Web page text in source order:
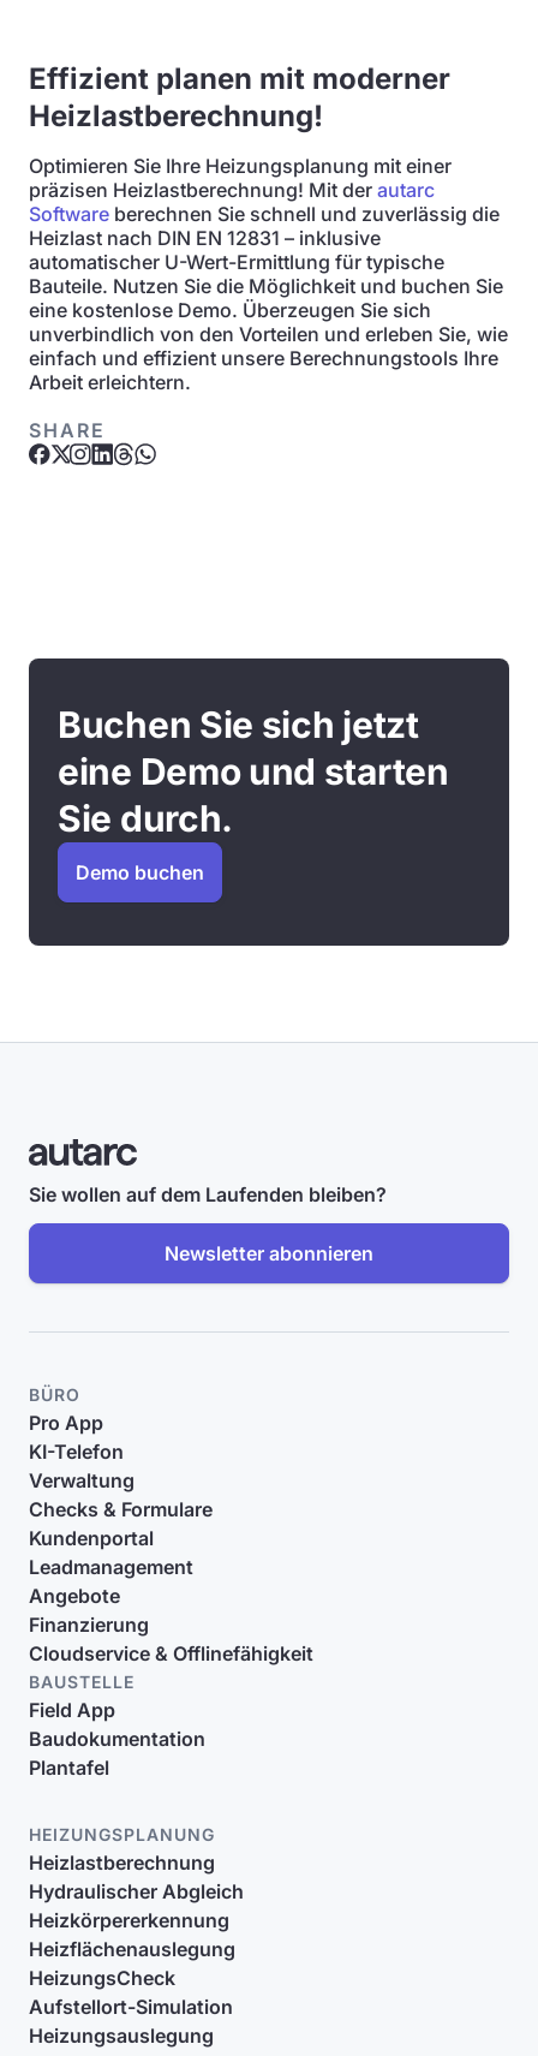
Effizient planen mit moderner
Heizlastberechnung!
Optimieren Sie Ihre Heizungsplanung mit einer
präzisen Heizlastberechnung! Mit der autarc
Software berechnen Sie schnell und zuverlässig die
Heizlast nach DIN EN 12831 – inklusive
automatischer U-Wert-Ermittlung für typische
Bauteile. Nutzen Sie die Möglichkeit und buchen Sie
eine kostenlose Demo. Überzeugen Sie sich
unverbindlich von den Vorteilen und erleben Sie, wie
einfach und effizient unsere Berechnungstools Ihre
Arbeit erleichtern.
SHARE
Buchen Sie sich jetzt
eine Demo und starten
Sie durch.
Demo buchen
Sie wollen auf dem Laufenden bleiben?
Newsletter abonnieren
BÜRO
Pro App
KI-Telefon
Verwaltung
Checks & Formulare
Kundenportal
Leadmanagement
Angebote
Finanzierung
Cloudservice & Offlinefähigkeit
BAUSTELLE
Field App
Baudokumentation
Plantafel
HEIZUNGSPLANUNG
Heizlastberechnung
Hydraulischer Abgleich
Heizkörpererkennung
Heizflächenauslegung
HeizungsCheck
Aufstellort-Simulation
Heizungsauslegung